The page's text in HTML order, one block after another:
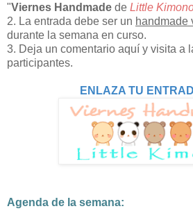
"Viernes Handmade de Little
2. La entrada debe ser un handmade
durante la semana en curso.
3. Deja un comentario aquí y visita a
participantes.
ENLAZA TU
Agenda de la semana: